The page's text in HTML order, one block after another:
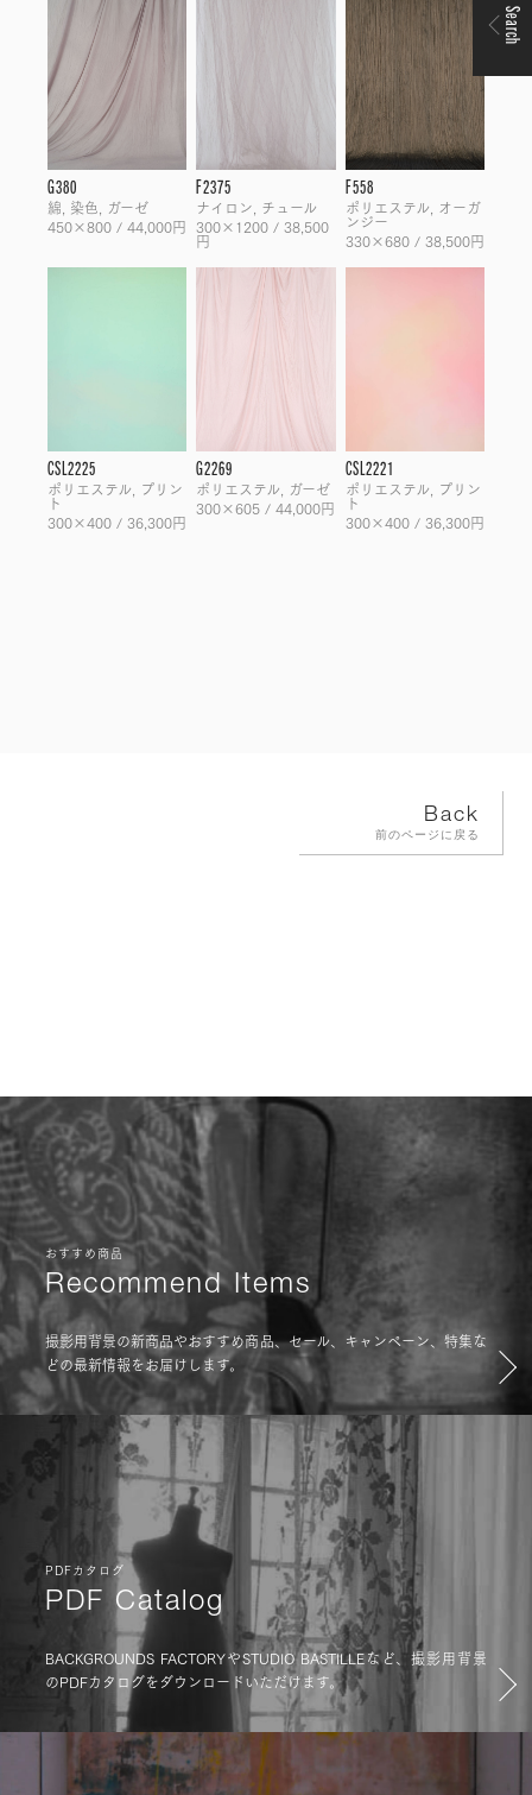
G380
綿, 染色, ガーゼ
450×800 / 44,000円
F2375
ナイロン, チュール
300×1200 / 38,500
円
F558
ポリエステル, オーガ
ンジー
330×680 / 38,500円
CSL2225
ポリエステル, プリン
ト
300×400 / 36,300円
G2269
ポリエステル, ガーゼ
300×605 / 44,000円
CSL2221
ポリエステル, プリン
ト
300×400 / 36,300円
Back
前のページに戻る
Search
おすすめ商品
Recommend Items
撮影用背景の新商品やおすすめ商品、セール、キャンペーン、特集な
どの最新情報をお届けします。
PDFカタログ
PDF Catalog
BACKGROUNDS FACTORYやSTUDIO BASTILLEなど、撮影用背景
のPDFカタログをダウンロードいただけます。